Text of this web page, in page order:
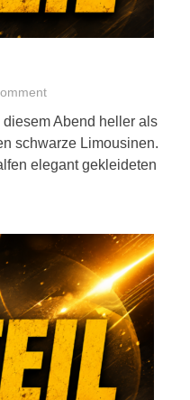
Abend heller als
schwarze Limousinen.
elegant gekleideten